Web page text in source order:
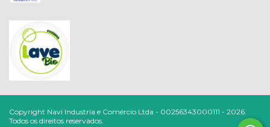
Copyright Navi Industria e Comércio Ltda - 00256343000111 - 2026.
Todos os direitos reservados.